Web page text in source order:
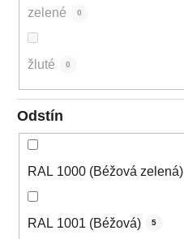
zelené 0
žluté 0
Odstín
RAL 1000 (Béžová zelená)
RAL 1001 (Béžová) 5